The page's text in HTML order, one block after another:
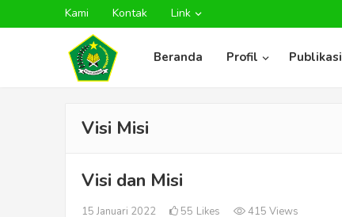
Kami Kontak Link
Beranda Profil Publikasi
Visi Misi
Visi dan Misi
15 Januari 2022 55 Likes 415 Views